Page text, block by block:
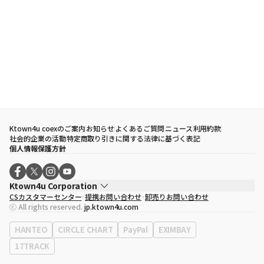
Ktown4u coexのご案内お知らせよくあるご質問ニュース利用約款
社会的企業の活動特定商取り引きに関する法律に基づく表記
個人情報保護方針
Ktown4u Corporation
代表取締役
ソン・ヒョミン
事業者登録番号120-87-71116
eContext
0120-23-7523
事務所住所
ソウル特別市江南区永東大路513、3階(三成洞、coex)
CSカスタマーセンター 提携お問い合わせ 卸売りお問い合わせ
ⓒ All rights reserved. jp.ktown4u.com
HANTEO CIRCLE CHART PayPal
EXIMBAY
17TRACK